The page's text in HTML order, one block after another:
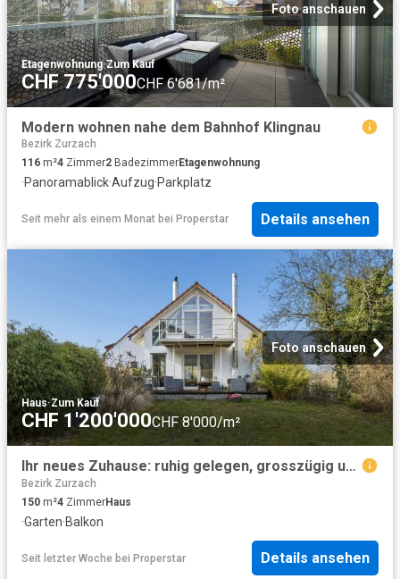
Foto anschauen
Etagenwohnung·Zum Kauf
CHF 775'000CHF 6'681/m²
Modern wohnen nahe dem Bahnhof Klingnau
Bezirk Zurzach
116 m²4 Zimmer2 BadezimmerEtagenwohnung
·Panoramablick·Aufzug·Parkplatz
Seit mehr als einem Monat bei Properstar Details ansehen
Foto anschauen
Haus·Zum Kauf
CHF 1'200'000CHF 8'000/m²
Ihr neues Zuhause: ruhig gelegen, grosszügig und voller Möglichkeiten
Bezirk Zurzach
150 m²4 ZimmerHaus
·Garten·Balkon
Seit letzter Woche bei Properstar Details ansehen